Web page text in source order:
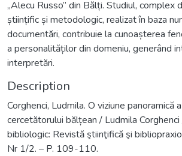
„Alecu Russo” din Bălți. Studiul, complex
științific și metodologic, realizat în baza
documentări, contribuie la cunoașterea
a personalităților din domeniu, generând
interpretări.
Description
Corghenci, Ludmila. O viziune panoramică
cercetătorului bălțean / Ludmila Corghenci
bibliologic: Revistă ştiinţifică şi
Nr 1/2. – P. 109-110.